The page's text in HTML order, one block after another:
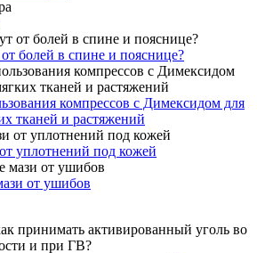
болей в спине и пояснице?
компрессов с Димексидом для
тканей и растяжений
уплотнений под кожей
от ушибов